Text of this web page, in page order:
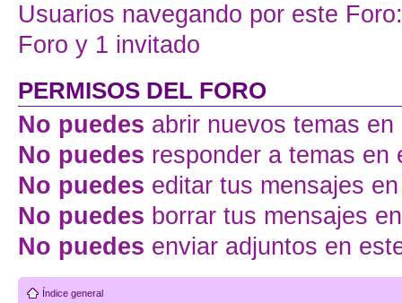
Usuarios navegando por este
Foro y 1 invitado
PERMISOS DEL FORO
No puedes abrir nuevos temas
No puedes responder a temas en
No puedes editar tus mensajes
No puedes borrar tus mensajes
No puedes enviar adjuntos en
Índice general